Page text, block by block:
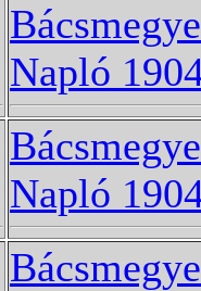
Napló
Napló